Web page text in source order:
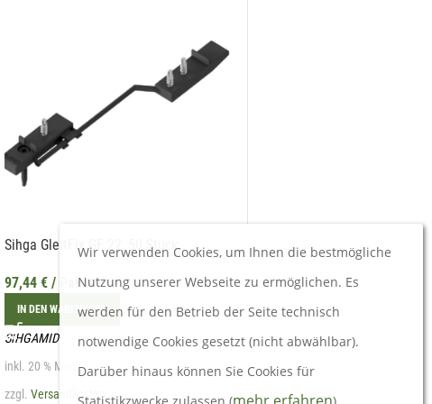
Sihga GleitFix GF 22, 50 Stück
97,44 €/ Paket
IN DEN WARENKORB
SIHGAMID
inkl. 20 % MwSt.
zzgl. Versandkosten
Sihga JustiFix JA 70
4,55€/ Stk
IN DEN WARENKORB
inkl. 20 % MwSt.
zzgl.Versandkosten
Wir verwenden Cookies, um Ihnen die bestmögliche
Nutzung unserer Webseite zu ermöglichen. Es
werden für den Betrieb der Seite technisch
notwendige Cookies gesetzt (nicht abwählbar).
Darüber hinaus können Sie Cookies für